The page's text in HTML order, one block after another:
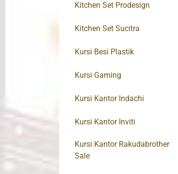
Kitchen Set Prodesign
Kitchen Set Sucitra
Kursi Besi Plastik
Kursi Gaming
Kursi Kantor Indachi
Kursi Kantor Inviti
Kursi Kantor Rakudabrother
Sale